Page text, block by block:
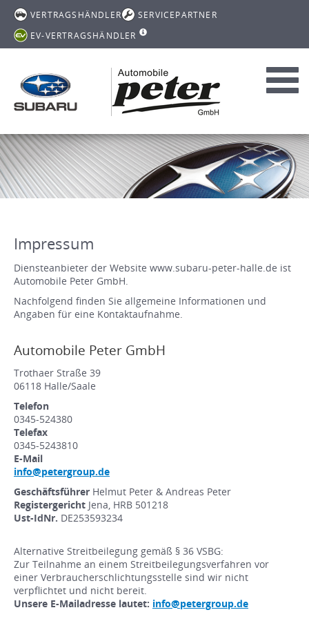
VERTRAGSHÄNDLER
SERVICEPARTNER
EV-VERTRAGSHÄNDLER
Impressum
Diensteanbieter der Website www.subaru-peter-halle.de ist
Automobile Peter GmbH.
Nachfolgend finden Sie allgemeine Informationen und
Angaben für eine Kontaktaufnahme.
Automobile Peter GmbH
Trothaer Straße 39
06118 Halle/Saale
Telefon
0345-524380
Telefax
0345-5243810
E-Mail
info@petergroup.de
Geschäftsführer Helmut Peter & Andreas Peter
Registergericht Jena, HRB 501218
Ust-IdNr. DE253593234
Alternative Streitbeilegung gemäß § 36 VSBG:
Zur Teilnahme an einem Streitbeilegungsverfahren vor
einer Verbraucherschlichtungsstelle sind wir nicht
verpflichtet und nicht bereit.
Unsere E-Mailadresse lautet: info@petergroup.de